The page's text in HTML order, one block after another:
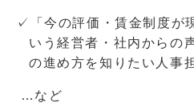
✓「今の評価・賃金制度が
いう経営者・社内からの
の進め方を知りたい人事
…など